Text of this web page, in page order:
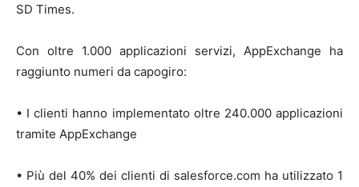
SD Times.
Con oltre 1.000 applicazioni servizi, AppExchange ha
raggiunto numeri da capogiro:
• I clienti hanno implementato oltre 240.000 applicazioni
tramite AppExchange
• Più del 40% dei clienti di salesforce.com ha utilizzato 1